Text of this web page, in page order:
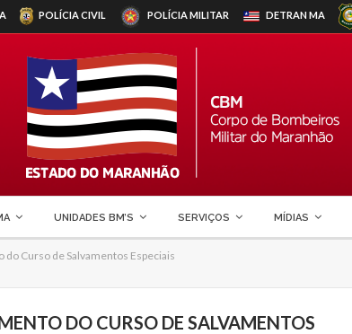
POLÍCIA CIVIL POLÍCIA MILITAR DETRANMA
UNIDADES BM’S SERVIÇOS MÍDIAS
Curso de Salvamentos Especiais
DO CURSO DE SALVAMENTOS